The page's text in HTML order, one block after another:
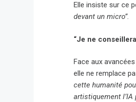
Elle insiste sur ce
devant un micro”.
“Je ne
Face aux
elle ne remplace
cette humanité
artistiquement l’IA